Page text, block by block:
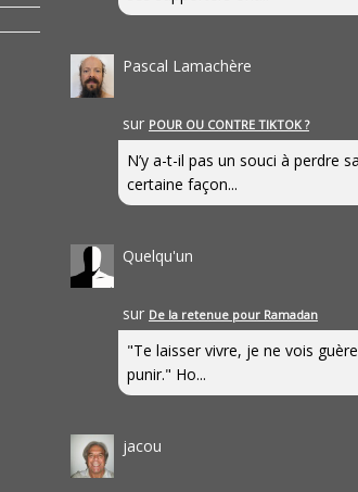
Pascal Lamachère
sur POUR OU CONTRE TIKTOK ?
N’y a-t-il pas un souci à perdre
certaine façon...
Quelqu'un
sur De la retenue pour Ramadan
"Te laisser vivre, je ne vois
punir." Ho...
jacou